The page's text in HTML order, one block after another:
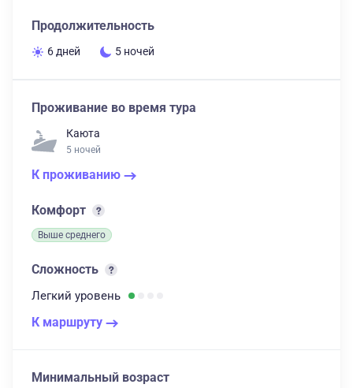
Продолжительность
6 дней 5 ночей
Проживание во время тура
Каюта
5 ночей
К проживанию
Комфорт
Выше среднего
Сложность
Легкий уровень
К маршруту
Минимальный возраст